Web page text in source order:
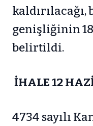
kaldırılacağı,
genişliğinin 18
belirtildi.
İHALE 12
4734 sayılı